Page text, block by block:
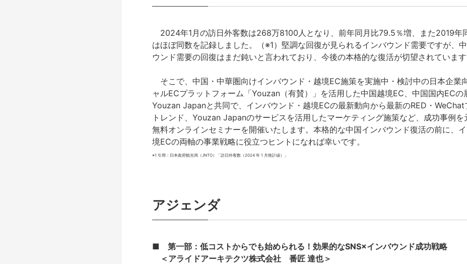
2024年1月の訪日外客数は268万8100人となり、前年同月比79.5％増、また2019年
はほぼ同数を記録しました。（※1）堅調な回復が見られるインバウンド需要ですが、
ウンド需要の回復はまだ鈍いと言われており、今後の本格的な復活が切望されています
そこで、中国・中華圏向けインバウンド・越境EC施策を実施中・検討中の日本企業
ャルECプラットフォーム「Youzan（有賛）」を活用した中国越境EC、中国国内ECの
Youzan Japanと共同で、インバウンド・越境ECの最新動向から最新のRED・WeChat
トレンド、Youzan Japanのサービスを活用したマーケティング施策など、成功事例を
無料オンラインセミナーを開催いたします。本格的な中国インバウンド復活の前に、
境ECの両軸の事業戦略に役立つヒントになれば幸いです。
※1 引用：日本政府観光局（JNTO）「訪日外客数（2024 年 1 月推計値）」
アジェンダ
■ 第一部：低コストからでも始められる！効果的なSNS×インバウンド成功戦略
＜アライドアーキテクツ株式会社 番匠 達也＞